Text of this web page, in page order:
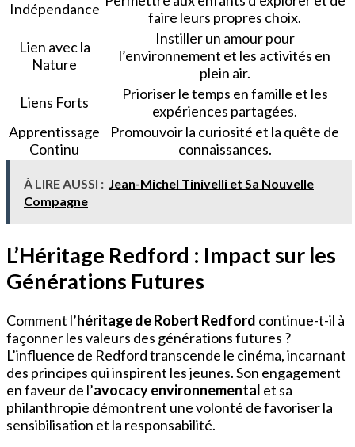
Indépendance
faire leurs propres choix.
Lien avec la
Nature
Instiller un amour pour
l’environnement et les activités en
plein air.
Liens Forts
Prioriser le temps en famille et les
expériences partagées.
Apprentissage
Continu
Promouvoir la curiosité et la quête de
connaissances.
À LIRE AUSSI : Jean-Michel Tinivelli et Sa Nouvelle
Compagne
L’Héritage Redford : Impact sur les
Générations Futures
Comment l’héritage de Robert Redford continue-t-il à
façonner les valeurs des générations futures ?
L’influence de Redford transcende le cinéma, incarnant
des principes qui inspirent les jeunes. Son engagement
en faveur de l’avocacy environnemental et sa
philanthropie démontrent une volonté de favoriser la
sensibilisation et la responsabilité.